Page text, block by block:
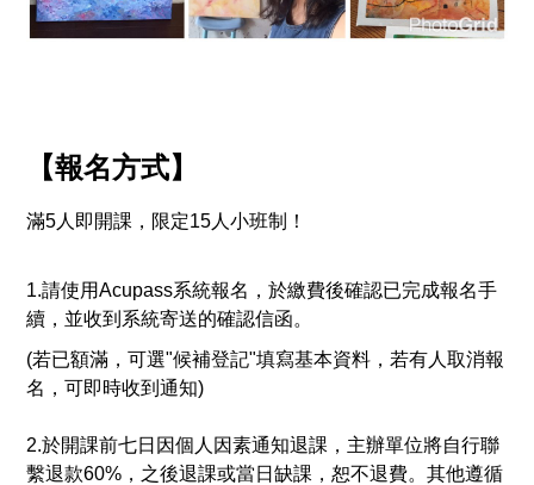
【報名方式】
滿5人即開課，限定15人小班制！
1.請使用Acupass系統報名，於繳費後確認已完成報名手
續， 並收到系統寄送的確認信函。
(若已額滿，可選"候補登記"填寫基本資料，若有人取消報
名，可即時收到通知)
2.於開課前七日因個人因素通知退課，主辦單位將自行聯
繫退款60%， 之後退課或當日缺課，恕不退費。其他遵循